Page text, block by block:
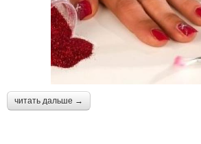
читать дальше →